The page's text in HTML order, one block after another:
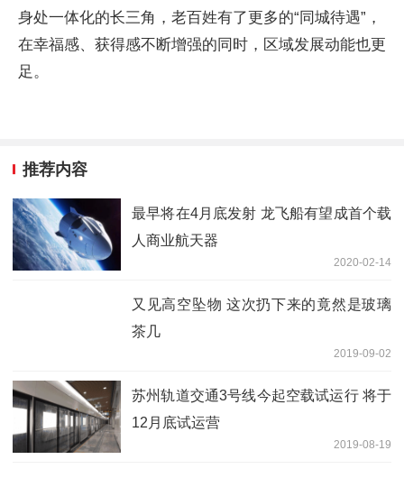
身处一体化的长三角，老百姓有了更多的“同城待遇”，
在幸福感、获得感不断增强的同时，区域发展动能也更
足。
推荐内容
最早将在4月底发射 龙飞船有望成首个载
人商业航天器
2020-02-14
又见高空坠物 这次扔下来的竟然是玻璃
茶几
2019-09-02
苏州轨道交通3号线今起空载试运行 将于
12月底试运营
2019-08-19